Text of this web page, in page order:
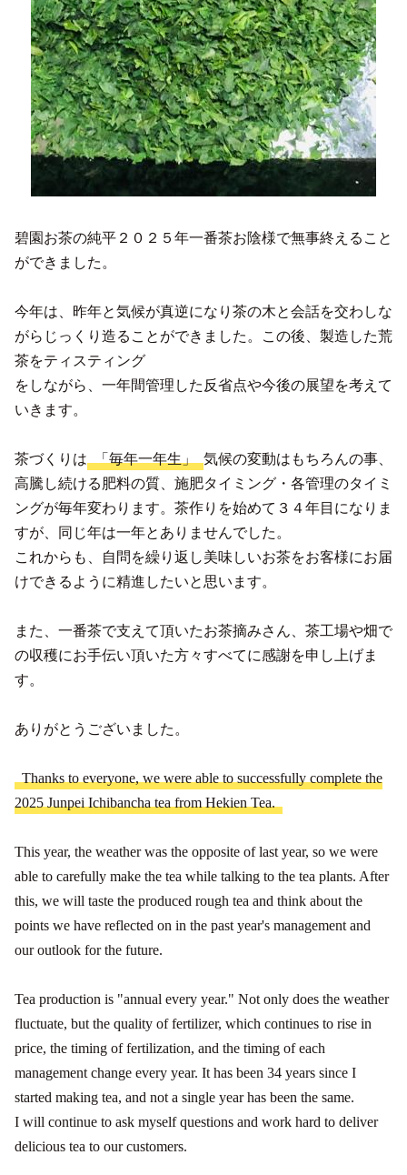
碧園お茶の純平２０２５年一番茶お陰様で無事終えること
ができました。
今年は、昨年と気候が真逆になり茶の木と会話を交わしな
がらじっくり造ることができました。この後、製造した荒
茶をティスティング
をしながら、一年間管理した反省点や今後の展望を考えて
いきます。
茶づくりは 「毎年一年生」
気候の変動はもちろんの事、
高騰し続ける肥料の質、施肥タイミング・各管理のタイミ
ングが毎年変わります。茶作りを始めて３４年目になりま
すが、同じ年は一年とありませんでした。
これからも、自問を繰り返し美味しいお茶をお客様にお届
けできるように精進したいと思います。
また、一番茶で支えて頂いたお茶摘みさん、茶工場や畑で
の収穫にお手伝い頂いた方々すべてに感謝を申し上げま
す。
ありがとうございました。
Thanks to everyone, we were able to successfully complete the
2025 Junpei Ichibancha tea from Hekien Tea.
This year, the weather was the opposite of last year, so we were
able to carefully make the tea while talking to the tea plants. After
this, we will taste the produced rough tea and think about the
points we have reflected on in the past year's management and
our outlook for the future.
Tea production is "annual every year." Not only does the weather
fluctuate, but the quality of fertilizer, which continues to rise in
price, the timing of fertilization, and the timing of each
management change every year. It has been 34 years since I
started making tea, and not a single year has been the same.
I will continue to ask myself questions and work hard to deliver
delicious tea to our customers.